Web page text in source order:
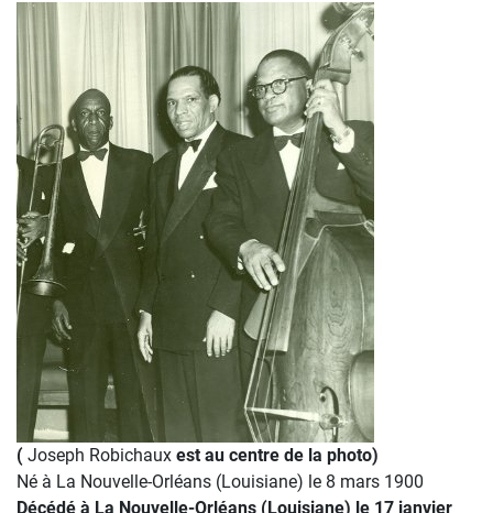
( Joseph Robichaux est au centre de la photo)
Né à La Nouvelle-Orléans (Louisiane) le 8 mars 1900
Décédé à La Nouvelle-Orléans (Louisiane) le 17 janvier